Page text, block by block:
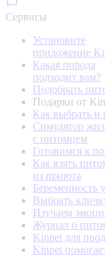
Сервисы
Установите
приложение
Какая порода
подходит вам?
Подобрать
Подарки от
Как выбрать и
Симулятор
с питомцем
Готовимся к
Как взять
из приюта
Беременность
Выбрать
Изучаем
Журнал о
Kinpet для
Kinpet